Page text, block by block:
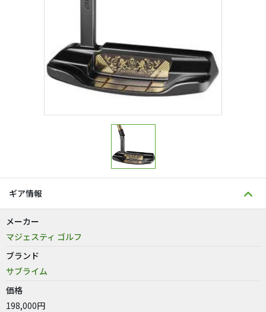
ギア情報
メーカー
マジェスティ ゴルフ
ブランド
サブライム
価格
198,000円